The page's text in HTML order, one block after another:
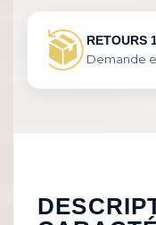
RETOURS
Demande